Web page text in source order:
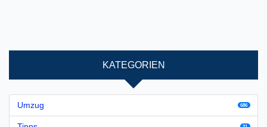
KATEGORIEN
Umzug 686